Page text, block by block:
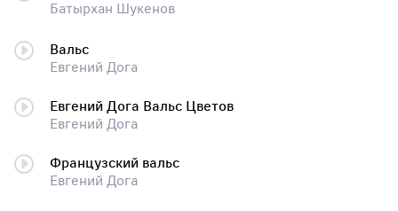
Батырхан Шукенов
Вальс
Евгений Дога
Евгений Дога Вальс Цветов
Евгений Дога
Французский вальс
Евгений Дога